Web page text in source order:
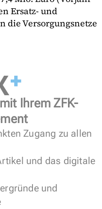
Ersatz- und
die Versorgungsnetze
Ihrem ZFK-
Zugang zu allen
und das digitale
und